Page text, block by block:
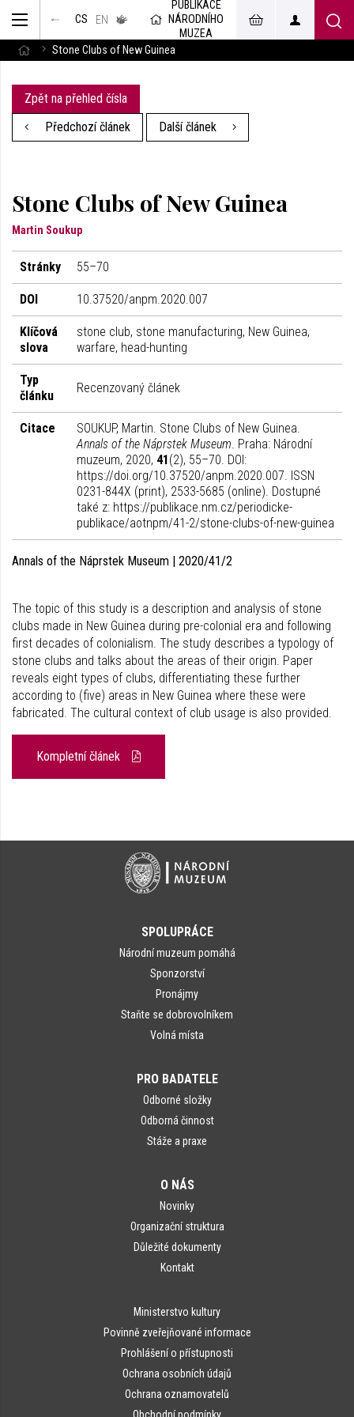
CS EN
v českém
jazyce
PUBLIKACE
NÁRODNÍHO
MUZEA
Stone Clubs of New Guinea
Zpět na přehled čísla
Předchozí článek
Další článek
Stone Clubs of New Guinea
Martin Soukup
Stránky 55–70
DOI 10.37520/anpm.2020.007
Klíčová
slova
stone club, stone manufacturing, New Guinea,
warfare, head-hunting
Typ
článku
Recenzovaný článek
Citace
SOUKUP, Martin. Stone Clubs of New Guinea.
Annals of the Náprstek Museum. Praha: Národní
muzeum, 2020, 41(2), 55–70. DOI:
https://doi.org/10.37520/anpm.2020.007. ISSN
0231-844X (print), 2533-5685 (online). Dostupné
také z: https://publikace.nm.cz/periodicke-
publikace/aotnpm/41-2/stone-clubs-of-new-guinea
Annals of the Náprstek Museum | 2020/41/2
The topic of this study is a description and analysis of stone
clubs made in New Guinea during pre-colonial era and following
first decades of colonialism. The study describes a typology of
stone clubs and talks about the areas of their origin. Paper
reveals eight types of clubs, differentiating these further
according to (five) areas in New Guinea where these were
fabricated. The cultural context of club usage is also provided.
Kompletní článek
SPOLUPRÁCE
Národní muzeum pomáhá
Sponzorství
Pronájmy
Staňte se dobrovolníkem
Volná místa
PRO BADATELE
Odborné složky
Odborná činnost
Stáže a praxe
O NÁS
Novinky
Organizační struktura
Důležité dokumenty
Kontakt
Ministerstvo kultury
Povinně zveřejňované informace
Prohlášení o přístupnosti
Ochrana osobních údajů
Ochrana oznamovatelů